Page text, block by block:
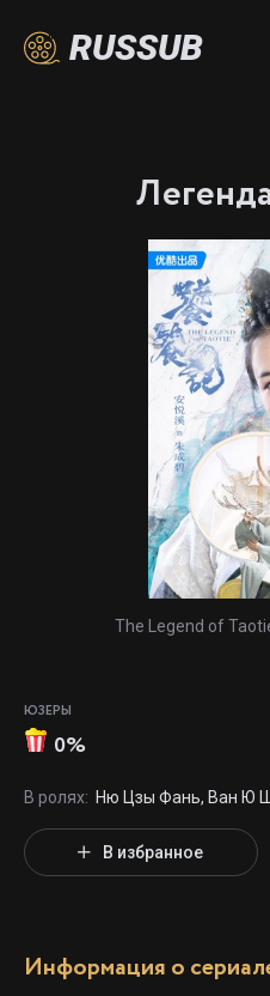
RUSSUB
The Legend of
ЮЗЕРЫ
0%
В ролях: Ню Цзы Фань, Ван Ю
В избранное
Информация о